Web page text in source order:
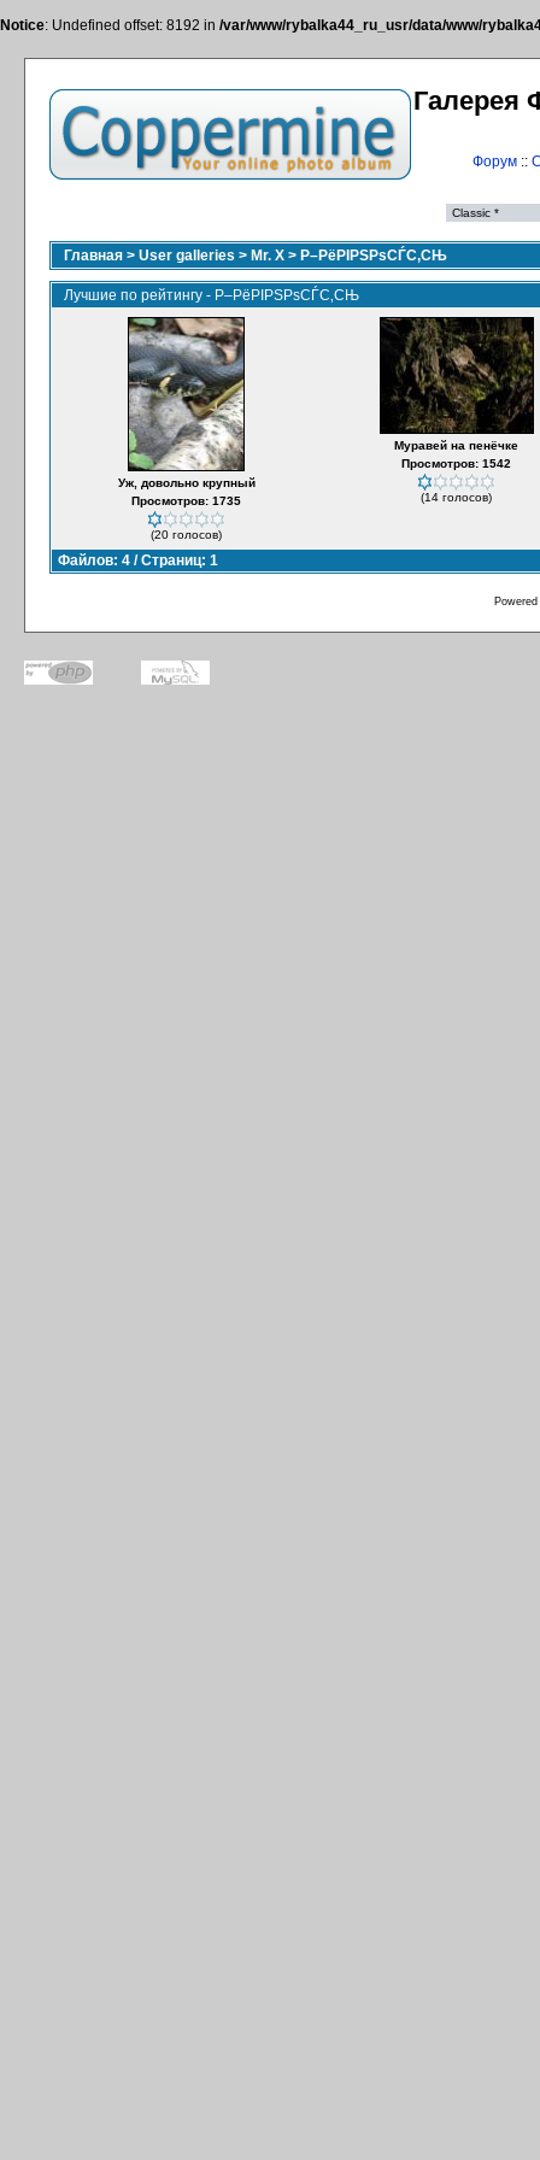
Notice: Undefined offset: 8192 in /var/www/rybalka44_ru_usr/data/www/
Галерея
Форум::
Главная > User galleries > Mr. X > Р–РёРІРЅРѕСЃС‚СЊ
Лучшие по рейтингу - Р–РёРІРЅРѕСЃС‚СЊ
Уж, довольно крупный
Просмотров: 1735
(20 голосов)
Муравей на пенёчке
Просмотров: 1542
(14 голосов)
Файлов: 4 / Страниц: 1